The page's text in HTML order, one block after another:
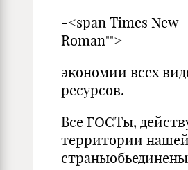
-<span Times New
Roman"">
экономии всех
ресурсов.
Все ГОСТы,
территории нашей